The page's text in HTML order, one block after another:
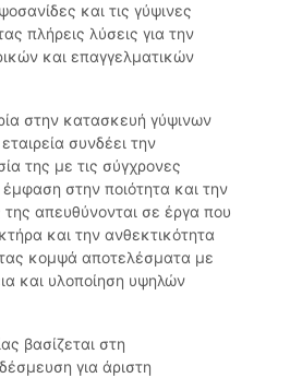
και τις γύψινες
πλήρεις λύσεις για την
και επαγγελματικών
στην κατασκευή γύψινων
συνδέει την
της με τις σύγχρονες
στην ποιότητα και την
της απευθύνονται σε έργα που
και την ανθεκτικότητα
κομψά αποτελέσματα με
και υλοποίηση υψηλών
βασίζεται στη
για άριστη